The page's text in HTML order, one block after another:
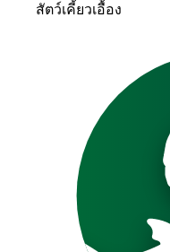
สัตว์เคี้ยวเอื้อง